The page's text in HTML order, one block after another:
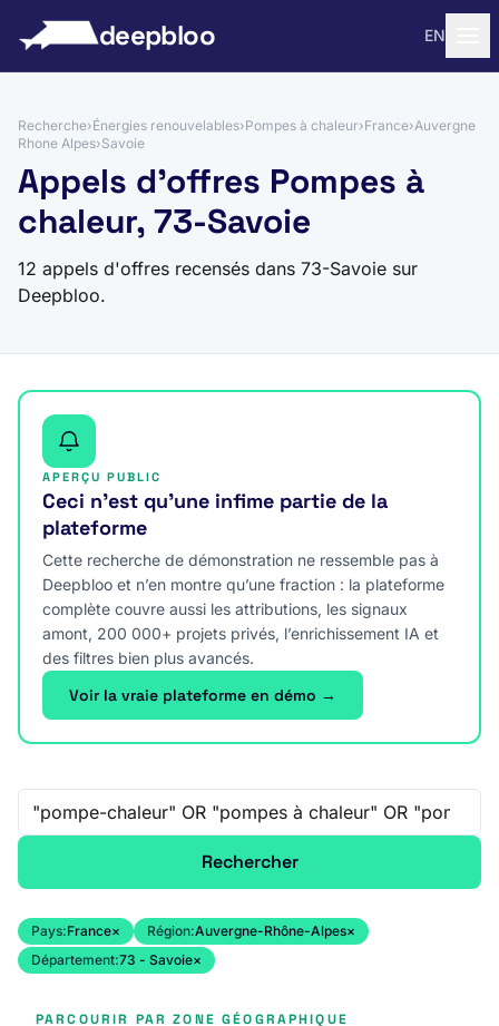
deepbloo EN
Recherche›Énergies renouvelables›Pompes à chaleur›France›Auvergne
Rhone Alpes›Savoie
Appels d'offres Pompes à
chaleur, 73-Savoie
12 appels d'offres recensés dans 73-Savoie sur
Deepbloo.
APERÇU PUBLIC
Ceci n’est qu’une infime partie de la
plateforme
Cette recherche de démonstration ne ressemble pas à
Deepbloo et n’en montre qu’une fraction : la plateforme
complète couvre aussi les attributions, les signaux
amont, 200 000+ projets privés, l’enrichissement IA et
des filtres bien plus avancés.
Voir la vraie plateforme en démo →
Recherche libre
Rechercher
Pays:France× Région:Auvergne-Rhône-Alpes×
Département:73 - Savoie×
PARCOURIR PAR ZONE GÉOGRAPHIQUE